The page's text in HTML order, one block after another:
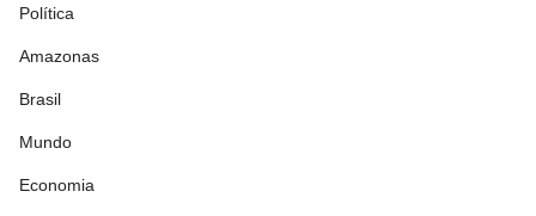
Política
Amazonas
Brasil
Mundo
Economia